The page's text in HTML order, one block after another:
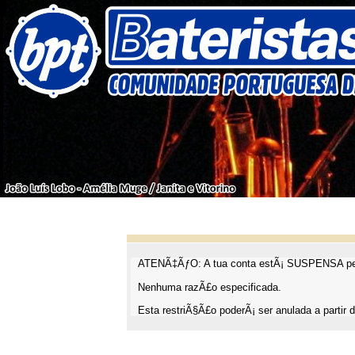
ATENÃ‡ÃƒO: A tua conta estÃ¡ SUSPENSA
Nenhuma razÃ£o especificada.
Esta restriÃ§Ã£o poderÃ¡ ser anulada a partir